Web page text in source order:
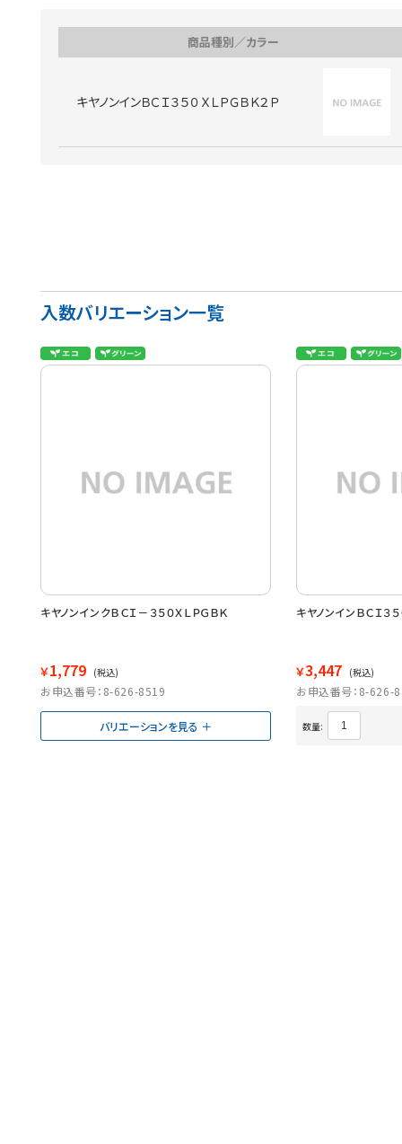
商品種別／カラー
キヤノンインＢＣＩ３５０ＸＬＰＧＢＫ２Ｐ
入数バリエーション一覧
キヤノンインクＢＣＩ－３５０ＸＬＰＧＢＫ
￥1,779 (税込)
お申込番号：8-626-8519
バリエーションを見る
キヤノンインＢＣＩ３５
￥3,447 (税込)
お申込番号：8-626-
数量: